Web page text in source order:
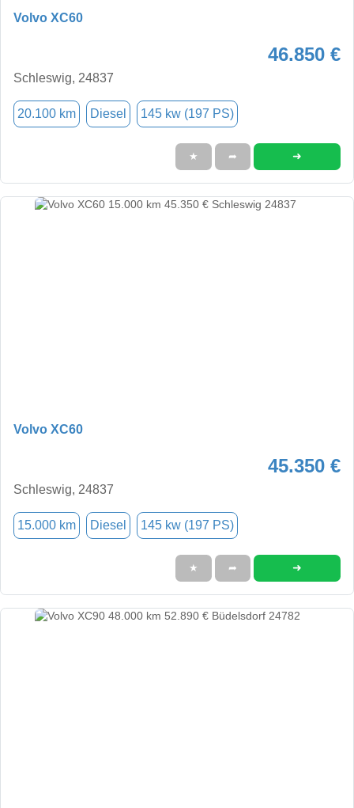
Volvo XC60
46.850 €
Schleswig, 24837
20.100 km Diesel 145 kw (197 PS)
★ ➦ ➜
Volvo XC60
45.350 €
Schleswig, 24837
15.000 km Diesel 145 kw (197 PS)
★ ➦ ➜